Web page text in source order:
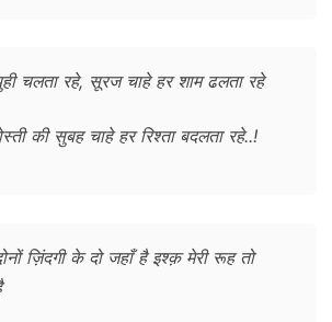
चलता रहे, सूरज चाहे हर शाम ढलता रहे
की सुबह चाहे हर रिश्ता बदलता रहे..!
ज़िंदगी के दो जहाँ है इश्क़ मेरी रूह तो